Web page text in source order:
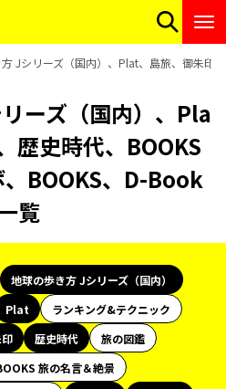
Jシリーズ（国内）、Plat、島旅、御朱印
ーズ（国内）、Pla
歴史時代、BOOKS
BOOKS、D-Book
覧
地球の歩き方 Jシリーズ（国内）
Plat
ランキング&テクニック
歴史時代
旅の図鑑
旅の名言＆絶景